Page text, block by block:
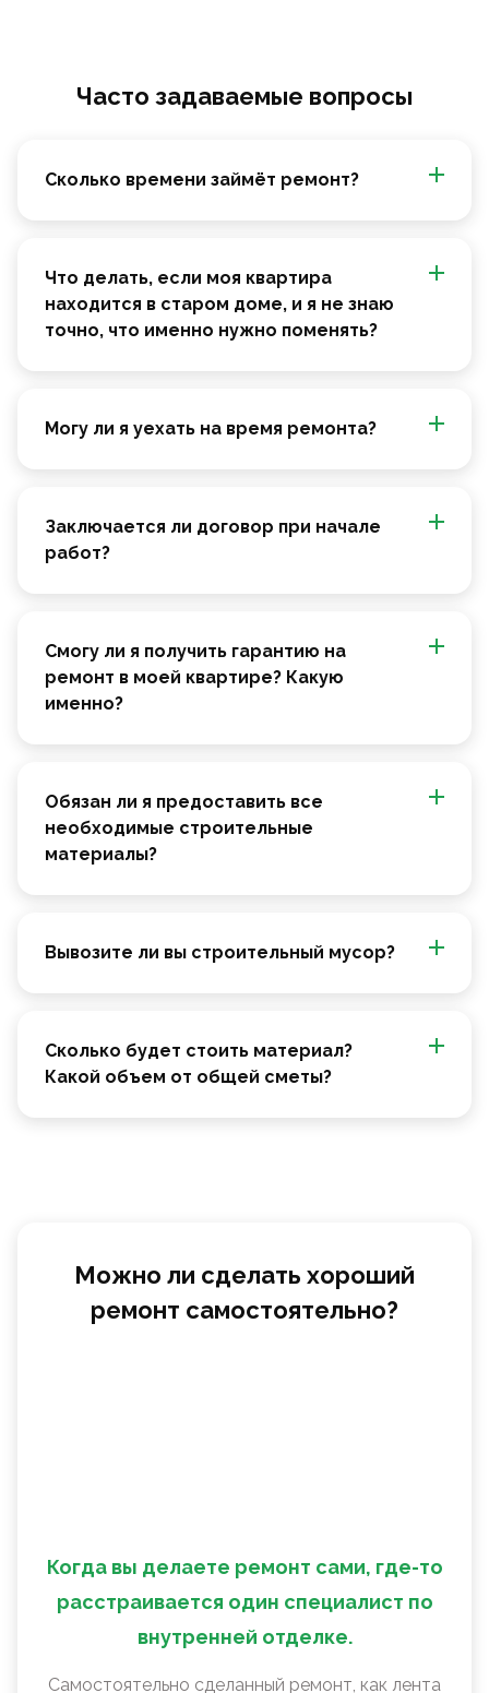
Часто задаваемые вопросы
Сколько времени займёт ремонт?
Что делать, если моя квартира
находится в старом доме, и я не знаю
точно, что именно нужно поменять?
Могу ли я уехать на время ремонта?
Заключается ли договор при начале
работ?
Смогу ли я получить гарантию на
ремонт в моей квартире? Какую
именно?
Обязан ли я предоставить все
необходимые строительные
материалы?
Вывозите ли вы строительный мусор?
Сколько будет стоить материал?
Какой объем от общей сметы?
Можно ли сделать хороший
ремонт самостоятельно?
Когда вы делаете ремонт сами, где-то
расстраивается один специалист по
внутренней отделке.
Самостоятельно сделанный ремонт, как лента